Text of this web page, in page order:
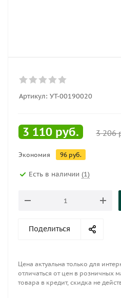
Артикул: УТ-00190020
3 110 руб. 3 206
Экономия 96 руб.
Есть в наличии (1)
Поделиться
Цена актуальна только для
отличаться от цен в розничных
товара в кредит, скидка не